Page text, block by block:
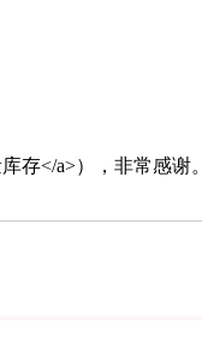
存</a>），非常感谢。